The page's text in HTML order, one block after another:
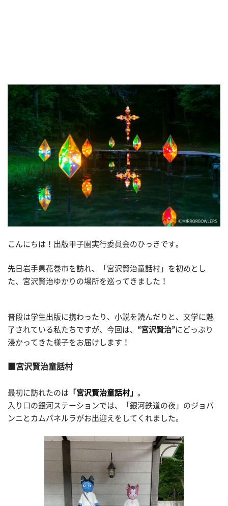
こんにちは！出版甲子園実行委員会のひっきです。
先日岩手県花巻市を訪れ、「宮沢賢治童話村」を初めとし
た、宮沢賢治ゆかりの場所を巡ってきました！
普段は学生出版に携わったり、小説を読んだりと、文学に魅
了されている私たちですが、今回は、 “宮沢賢治”にどっぷり
浸かってきた様子をお届けします！
宮沢賢治童話村
最初に訪れたのは 「 宮沢賢治童話村」 。
入り口の銀河ステーションでは、「銀河鉄道の夜」のジョバ
ンニとカムパネルラがお出迎えをしてくれました。